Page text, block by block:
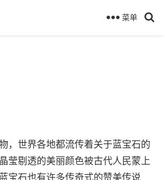
菜单
，世界各地都流传着关于蓝宝石的
莹剔透的美丽颜色被古代人民蒙上
宝石也有许多传奇式的赞美传说